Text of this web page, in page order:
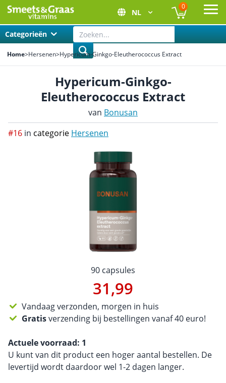
NL
0
Categorieën
Home>Hersenen>Hypericum-Ginkgo-Eleutherococcus Extract
Hypericum-Ginkgo-
Eleutherococcus Extract
van Bonusan
#16 in categorie Hersenen
90 capsules
31,99
Vandaag verzonden, morgen in huis
Gratisverzending bij bestellingen vanaf 40 euro!
Actuele voorraad: 1
U kunt van dit product een hoger aantal bestellen. De
levertijd wordt daardoor wel 1-2 dagen langer.